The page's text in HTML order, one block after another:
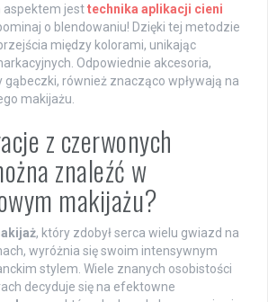
aspektem jesttechnika aplikacji cieni
o blendowaniu! Dzięki tej metodzie
między kolorami, unikając
Odpowiednie akcesoria,
gąbeczki, również znacząco wpływają na
makijażu.
z czerwonych
znaleźć w
makijażu?
, który zdobył serca wielu gwiazd na
wyróżnia się swoim intensywnym
stylem. Wiele znanych osobistości
decyduje się na efektowne